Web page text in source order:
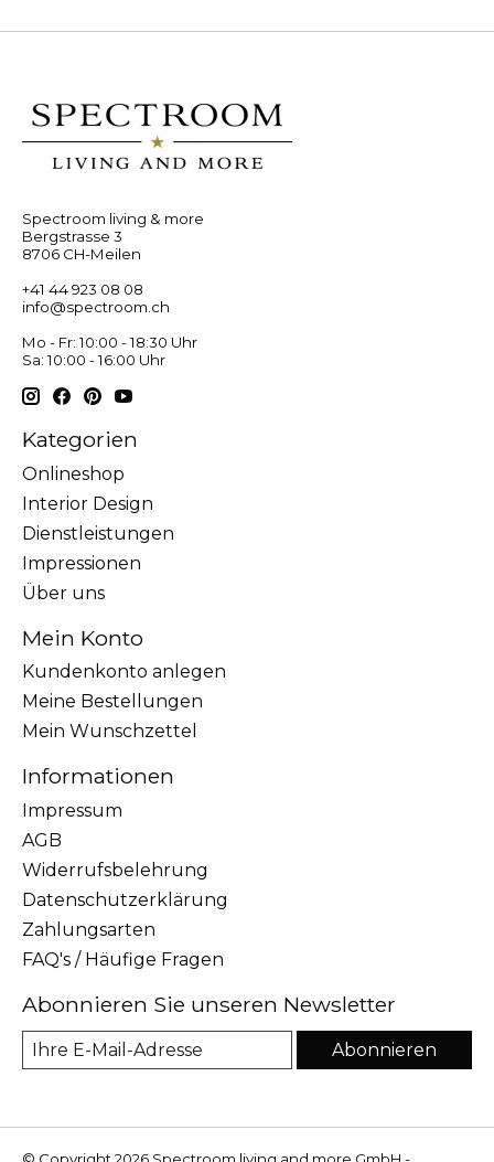
Spectroom living & more
Bergstrasse 3
8706 CH-Meilen
+41 44 923 08 08
info@spectroom.ch
Mo - Fr: 10:00 - 18:30 Uhr
Sa: 10:00 - 16:00 Uhr
Kategorien
Onlineshop
Interior Design
Dienstleistungen
Impressionen
Über uns
Mein Konto
Kundenkonto anlegen
Meine Bestellungen
Mein Wunschzettel
Informationen
Impressum
AGB
Widerrufsbelehrung
Datenschutzerklärung
Zahlungsarten
FAQ's / Häufige Fragen
Abonnieren Sie unseren Newsletter
Abonnieren